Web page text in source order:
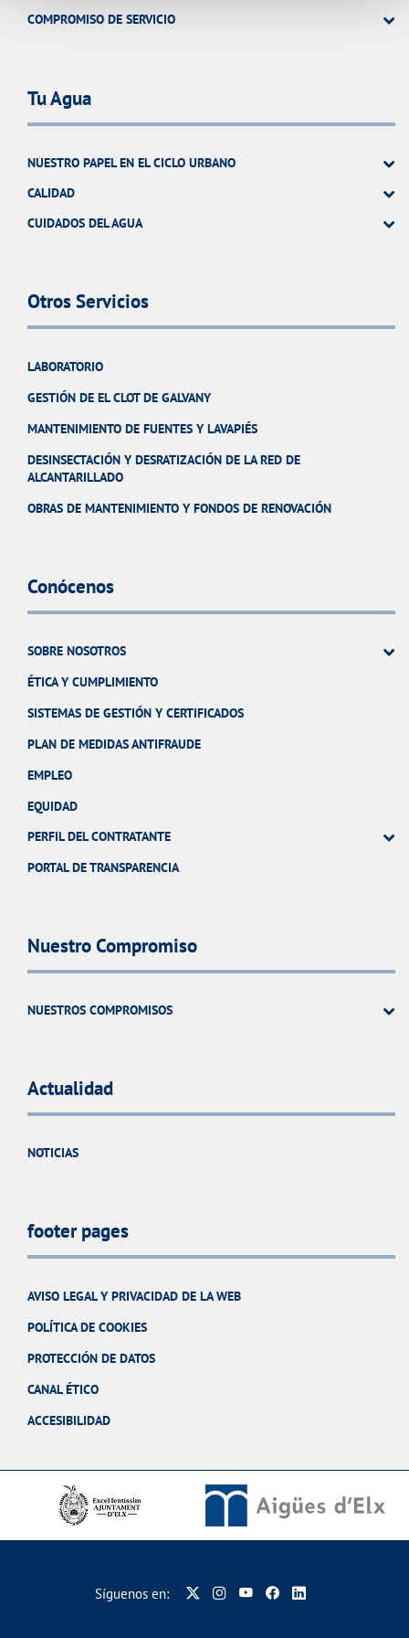
COMPROMISO DE SERVICIO
Tu Agua
NUESTRO PAPEL EN EL CICLO URBANO
CALIDAD
CUIDADOS DEL AGUA
Otros Servicios
LABORATORIO
GESTIÓN DE EL CLOT DE GALVANY
MANTENIMIENTO DE FUENTES Y LAVAPIÉS
DESINSECTACIÓN Y DESRATIZACIÓN DE LA RED DE
ALCANTARILLADO
OBRAS DE MANTENIMIENTO Y FONDOS DE RENOVACIÓN
Conócenos
SOBRE NOSOTROS
ÉTICA Y CUMPLIMIENTO
SISTEMAS DE GESTIÓN Y CERTIFICADOS
PLAN DE MEDIDAS ANTIFRAUDE
EMPLEO
EQUIDAD
PERFIL DEL CONTRATANTE
PORTAL DE TRANSPARENCIA
Nuestro Compromiso
NUESTROS COMPROMISOS
Actualidad
NOTICIAS
footer pages
AVISO LEGAL Y PRIVACIDAD DE LA WEB
POLÍTICA DE COOKIES
PROTECCIÓN DE DATOS
CANAL ÉTICO
ACCESIBILIDAD
Síguenos en: